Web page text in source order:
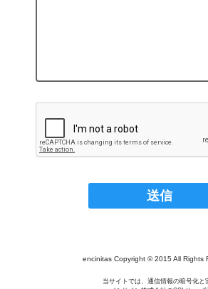
encinitas Copyright © 2015 All Rights
当サイトでは、通信情報の暗号化